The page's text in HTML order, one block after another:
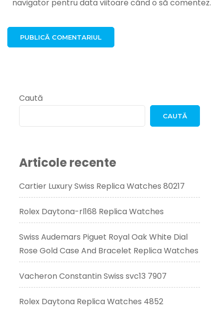
navigator pentru data viitoare când o să comentez.
Caută
CAUTĂ
Articole recente
Cartier Luxury Swiss Replica Watches 80217
Rolex Daytona-rl168 Replica Watches
Swiss Audemars Piguet Royal Oak White Dial
Rose Gold Case And Bracelet Replica Watches
Vacheron Constantin Swiss svc13 7907
Rolex Daytona Replica Watches 4852